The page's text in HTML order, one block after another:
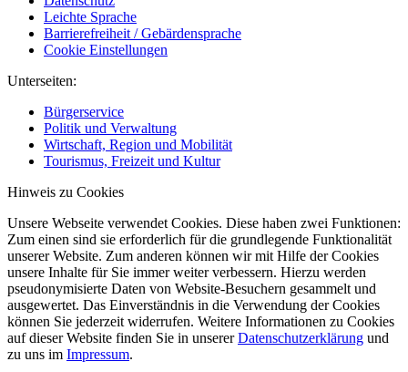
Leichte Sprache
Barrierefreiheit / Gebärdensprache
Cookie Einstellungen
Unterseiten:
Bürgerservice
Politik und Verwaltung
Wirtschaft, Region und Mobilität
Tourismus, Freizeit und Kultur
Hinweis zu Cookies
Unsere Webseite verwendet Cookies. Diese haben zwei Funktionen:
Zum einen sind sie erforderlich für die grundlegende Funktionalität
unserer Website. Zum anderen können wir mit Hilfe der Cookies
unsere Inhalte für Sie immer weiter verbessern. Hierzu werden
pseudonymisierte Daten von Website-Besuchern gesammelt und
ausgewertet. Das Einverständnis in die Verwendung der Cookies
können Sie jederzeit widerrufen. Weitere Informationen zu Cookies
auf dieser Website finden Sie in unsererDatenschutzerklärung und
zu uns im Impressum.